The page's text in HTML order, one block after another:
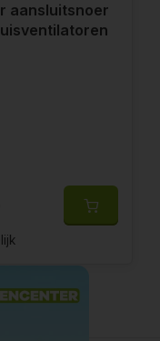
aansluitsnoer